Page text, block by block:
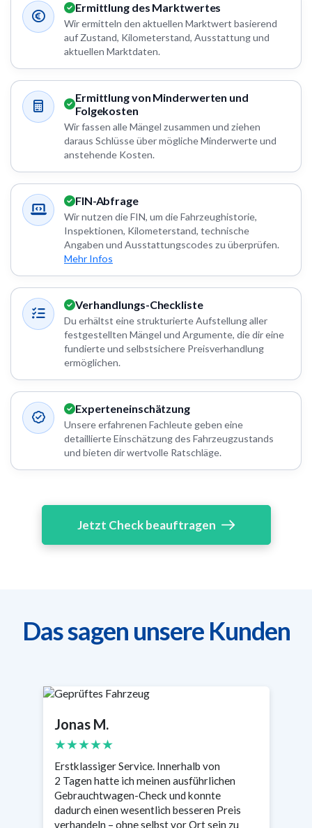
Ermittlung des Marktwertes
Wir ermitteln den aktuellen Marktwert basierend
auf Zustand, Kilometerstand, Ausstattung und
aktuellen Marktdaten.
Ermittlung von Minderwerten und
Folgekosten
Wir fassen alle Mängel zusammen und ziehen
daraus Schlüsse über mögliche Minderwerte und
anstehende Kosten.
FIN-Abfrage
Wir nutzen die FIN, um die Fahrzeughistorie,
Inspektionen, Kilometerstand, technische
Angaben und Ausstattungscodes zu überprüfen.
Mehr Infos
Verhandlungs-Checkliste
Du erhältst eine strukturierte Aufstellung aller
festgestellten Mängel und Argumente, die dir eine
fundierte und selbstsichere Preisverhandlung
ermöglichen.
Experteneinschätzung
Unsere erfahrenen Fachleute geben eine
detaillierte Einschätzung des Fahrzeugzustands
und bieten dir wertvolle Ratschläge.
Jetzt Check beauftragen
Das sagen unsere Kunden
Jonas M.
★★★★★
Erstklassiger Service. Innerhalb von
2 Tagen hatte ich meinen ausführlichen
Gebrauchtwagen-Check und konnte
dadurch einen wesentlich besseren Preis
verhandeln – ohne selbst vor Ort sein zu